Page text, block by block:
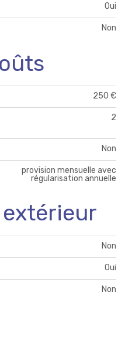
Oui
Non
250 €
2
Non
provision mensuelle avec
régularisation annuelle
Non
Oui
Non